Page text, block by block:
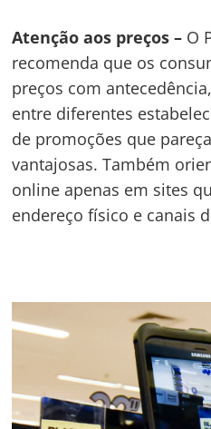
Atenção aos preços – O
recomenda que os
preços com
entre diferentes
de promoções que
vantajosas. Também
online apenas em sites
endereço físico e canais